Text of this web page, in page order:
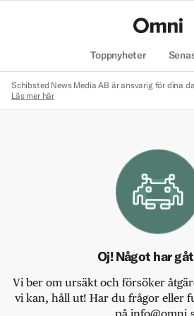
Toppnyheter
Schibsted News Media AB är ansvarig för dina
Läs mer här
Oj! Något har
Vi ber om ursäkt och försöker
vi kan, håll ut! Har du frågor eller